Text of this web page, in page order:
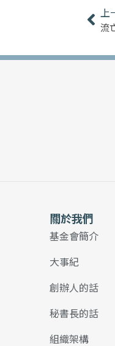
上上
流
關於我們
基金會簡介
大事紀
創辦人的話
秘書長的話
組織架構